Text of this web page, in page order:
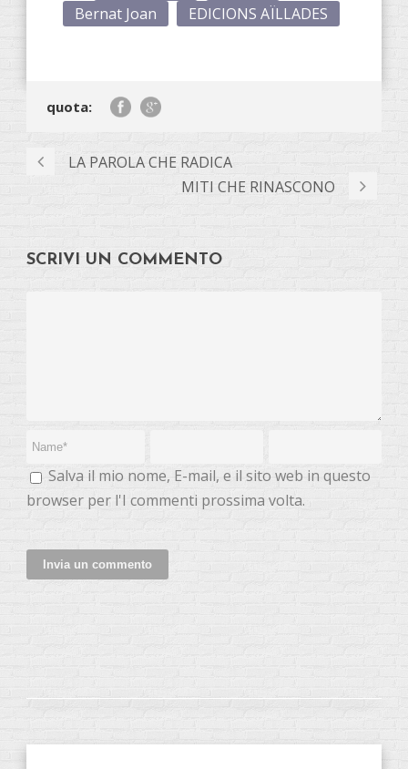
Bernat Joan
EDICIONS AÏLLADES
quota:
LA PAROLA CHE RADICA
MITI CHE RINASCONO
SCRIVI UN COMMENTO
Salva il mio nome, E-mail, e il sito web in questo
browser per l'I commenti prossima volta.